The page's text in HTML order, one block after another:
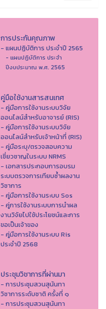
การประกันคุณภาพ
- แผนปฏิบัติการ ประจำปี 2565
- แผนปฏิบัติการ ประจำ
ปีงบประมาณ พ.ศ. 2565
คู่มือใช้งานสารสนเทศ
- คู่มือการใช้งานระบบวิจัย
ออนไลน์สำหรับอาจารย์ (RIS)
- คู่มือการใช้งานระบบวิจัย
ออนไลน์สำหรับเจ้าหน้าที่ (RIS)
- คู่มือระบุ/ตรวจสอบความ
เชี่ยวชาญในระบบ NRMS
- เอกสารประกอบการอบรม
ระบบตรวจการเทียบซ้ำผลงาน
วิชาการ
- คู่มือการใช้งานระบบ Sos
- คู่การใช้งานระบบการนำผล
งานวิจัยไปใช้ประโยชน์และการ
ขอเป็นเจ้าของ
- คู่มือการใช้งานระบบ Ris
ประจำปี 2568
ประชุมวิชาการที่ผ่านมา
- การประชุมสวนสุนันทา
วิชาการระดับชาติ ครั้งที่ ๑
- การประชุมสวนสุนันทา